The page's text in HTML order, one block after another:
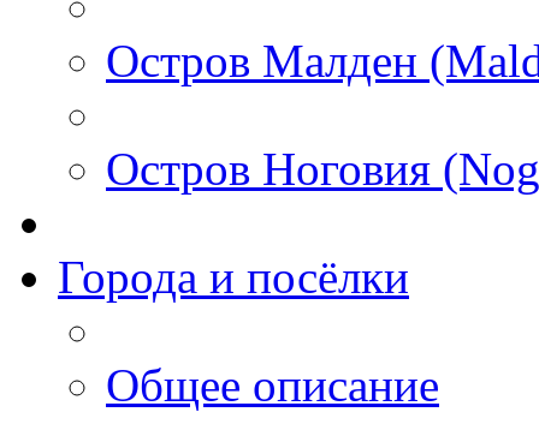
Остров Малден
Остров Ноговия
Города и посёлки
Общее описание